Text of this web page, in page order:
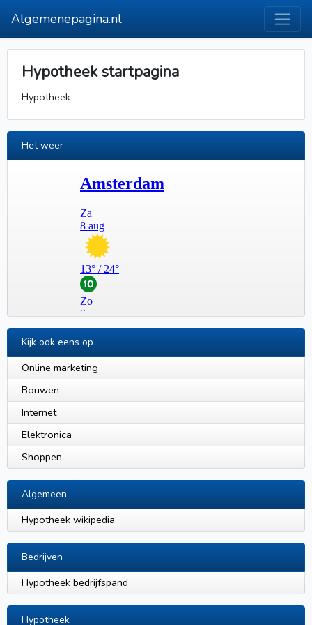
Algemenepagina.nl
Hypotheek startpagina
Hypotheek
Het weer
Kijk ook eens op
Online marketing
Bouwen
Internet
Elektronica
Shoppen
Algemeen
Hypotheek wikipedia
Bedrijven
Hypotheek bedrijfspand
Hypotheek